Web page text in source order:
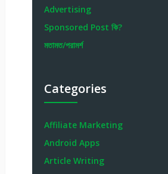
Advertising
Sponsored Post কি?
মতামত/পরামর্শ
Categories
Affiliate Marketing
Android Apps
Article Writing